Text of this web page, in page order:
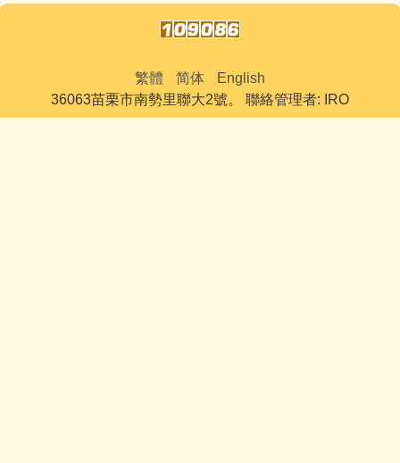
繁體 简体
English
36063苗栗市南勢里聯大2號。 聯絡管理者: IRO